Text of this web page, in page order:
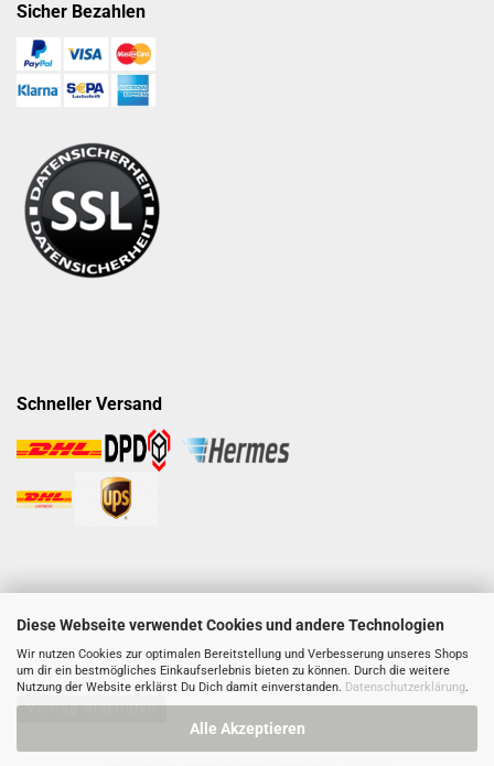
Diese Webseite verwendet Cookies und andere Technologien
Wir nutzen Cookies zur optimalen Bereitstellung und Verbesserung unseres Shops
um dir ein bestmögliches Einkaufserlebnis bieten zu können. Durch die weitere
Nutzung der Website erklärst Du Dich damit einverstanden. Datenschutzerklärung.
Alle Akzeptieren
Sicher Bezahlen
Schneller Versand
Vertrag widerrufen